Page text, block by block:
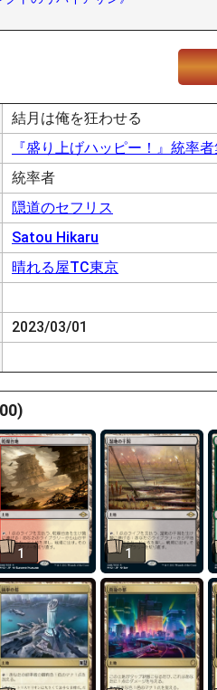
結月は俺を狂わせる
『盛り上げハッピー！』統率
統率者
隠道のセフリス
Satou Hikaru
晴れる屋TC東京
2023/03/01
1 1